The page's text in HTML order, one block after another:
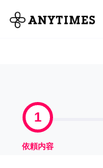
全て
1
依頼内容